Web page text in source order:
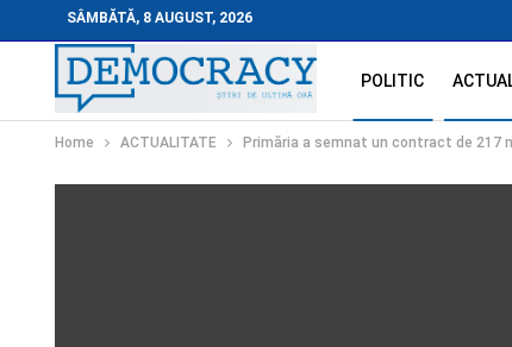
SÂMBĂTĂ, 8 AUGUST, 2026
POLITIC
Home ACTUALITATE Primăria a semnat un contract de 217